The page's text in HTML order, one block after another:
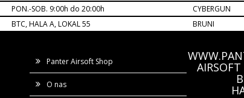
PON.-SOB. 9:00h do 20:00h
BTC, HALA A, LOKAL 55
CYBERGUN
BRUNI
Panter Airsoft Shop
O nas